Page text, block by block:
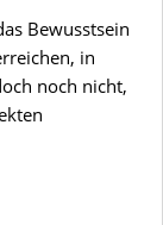
Bewusstsein
in
noch nicht,